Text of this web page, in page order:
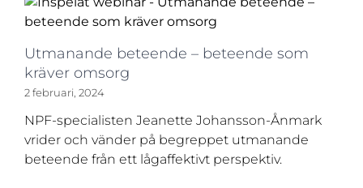
Utmanande beteende – beteende som
kräver omsorg
2 februari, 2024
NPF-specialisten Jeanette Johansson-Ånmark
vrider och vänder på begreppet utmanande
beteende från ett lågaffektivt perspektiv.